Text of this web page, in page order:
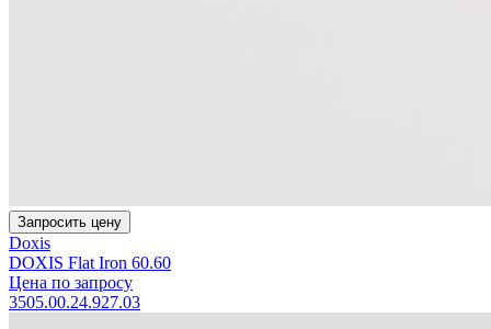
Запросить цену
Doxis
DOXIS Flat Iron 60.60
Цена по запросу
3505.00.24.927.03